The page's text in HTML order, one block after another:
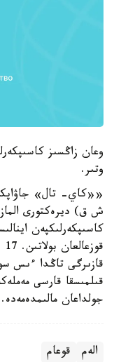
وعان زاڭسىز
وتىر.
««كاي- تال»
ش ق) ديرەكتورى الماز
كاسىپكەرلىكپەن
قازىرگى تاڭدا ءىس
قىلمىسقا قارسى
جولداعان مالىمدەمەدە.
الەم قوعام